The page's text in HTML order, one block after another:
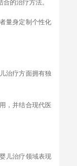
的治疗方法。
量身定制个性化
治疗方面拥有独
，并结合现代医
儿治疗领域表现